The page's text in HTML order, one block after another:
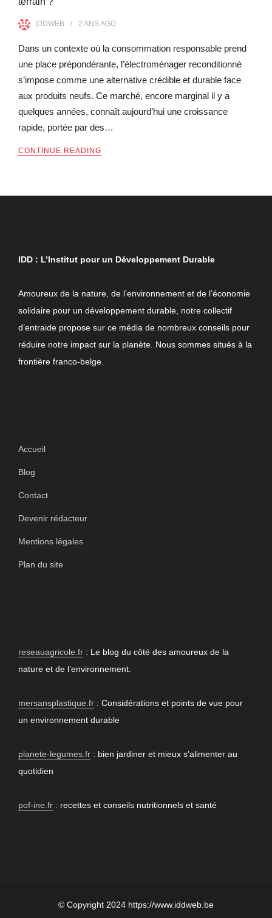
IDDWEB 2 ANSAGO
Dans un contexte où la consommation responsable prend
une place prépondérante, l’électroménager reconditionné
s’impose comme une alternative crédible et durable face
aux produits neufs. Ce marché, encore marginal il y a
quelques années, connaît aujourd’hui une croissance
rapide, portée par des…
CONTINUE READING
IDD : L’Institut pour un Développement Durable
Amoureux de la nature, de l’environnement et de l’économie
solidaire pour un développement durable, notre collectif
d’entraide propose sur ce média de nombreux conseils pour
réduire notre impact sur la planète. Nous sommes situés à la
frontière franco-belge.
Accueil
Blog
Contact
Devenir rédacteur
Mentions légales
Plan du site
reseauagricole.fr : Le blog du côté des amoureux de la
nature et de l’environnement.
mersansplastique.fr : Considérations et points de vue pour
un environnement durable
planete-legumes.fr : bien jardiner et mieux s’alimenter au
quotidien
pof-ine.fr : recettes et conseils nutritionnels et santé
© Copyright 2024 https://www.iddweb.be